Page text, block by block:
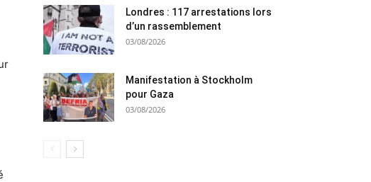
Londres : 117 arrestations lors
d’un rassemblement
03/08/2026
Manifestation à Stockholm
pour Gaza
03/08/2026